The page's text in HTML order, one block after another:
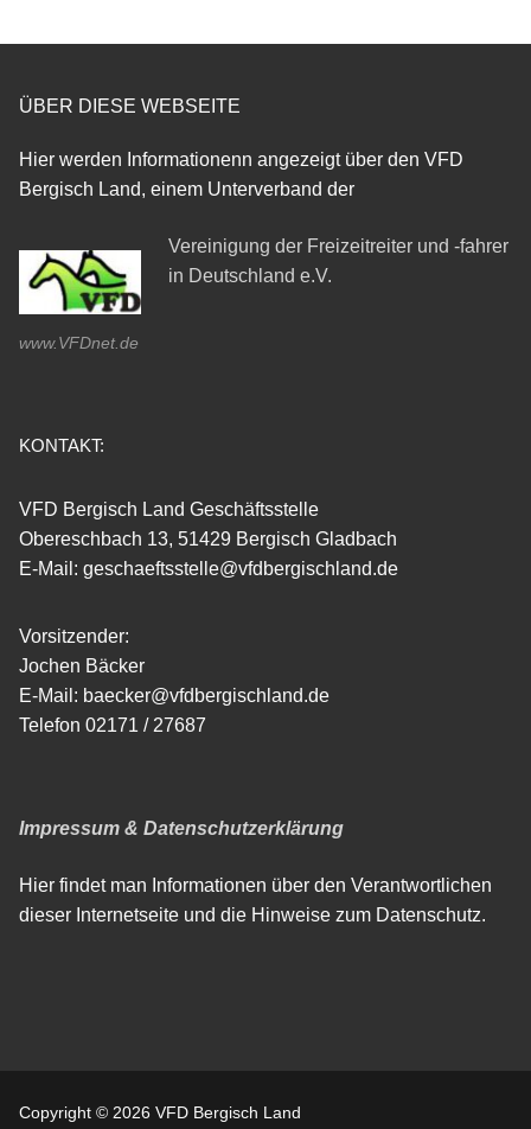
ÜBER DIESE WEBSEITE
Hier werden Informationenn angezeigt über den VFD
Bergisch Land, einem Unterverband der
www.VFDnet.de
Vereinigung der Freizeitreiter und -fahrer
in Deutschland e.V.
KONTAKT:
VFD Bergisch Land Geschäftsstelle
Obereschbach 13, 51429 Bergisch Gladbach
E-Mail: geschaeftsstelle@vfdbergischland.de
Vorsitzender:
Jochen Bäcker
E-Mail: baecker@vfdbergischland.de
Telefon 02171 / 27687
Impressum & Datenschutzerklärung
Hier findet man Informationen über den Verantwortlichen
dieser Internetseite und die Hinweise zum Datenschutz.
Copyright © 2026 VFD Bergisch Land